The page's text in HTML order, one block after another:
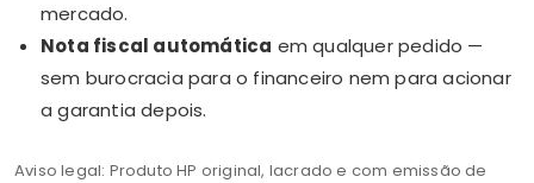
mercado.
Nota fiscal automática em qualquer pedido —
sem burocracia para o financeiro nem para acionar
a garantia depois.
Aviso legal: Produto HP original, lacrado e com emissão de